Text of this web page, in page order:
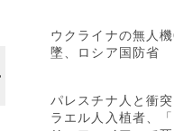
ウクライナの無人
墜、ロシア国防省
パレスチナ人と衝
ラエル人入植者、